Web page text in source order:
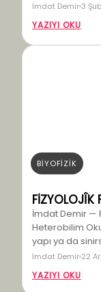
İmdat Demir 3
YAZIYI OKU
BİYOFİZİK
FİZYOLOJÎK
İmdat Demir —
Heterobilim
yapı ya da
İmdat Demir 22
YAZIYI OKU